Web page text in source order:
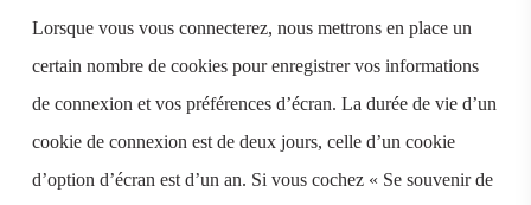
Lorsque vous vous connecterez, nous mettrons en place un
certain nombre de cookies pour enregistrer vos informations
de connexion et vos préférences d’écran. La durée de vie d’un
cookie de connexion est de deux jours, celle d’un cookie
d’option d’écran est d’un an. Si vous cochez « Se souvenir de